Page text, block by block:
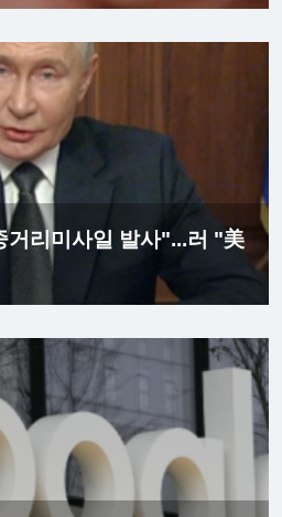
거리미사일 발사"...러 "美